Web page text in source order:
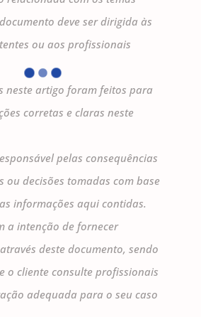
deve ser dirigida às
ou aos profissionais
neste artigo foram feitos para
corretas e claras neste
pelas consequências
ou decisões tomadas com base
informações aqui contidas.
a intenção de fornecer
deste documento, sendo
o cliente consulte profissionais
adequada para o seu caso